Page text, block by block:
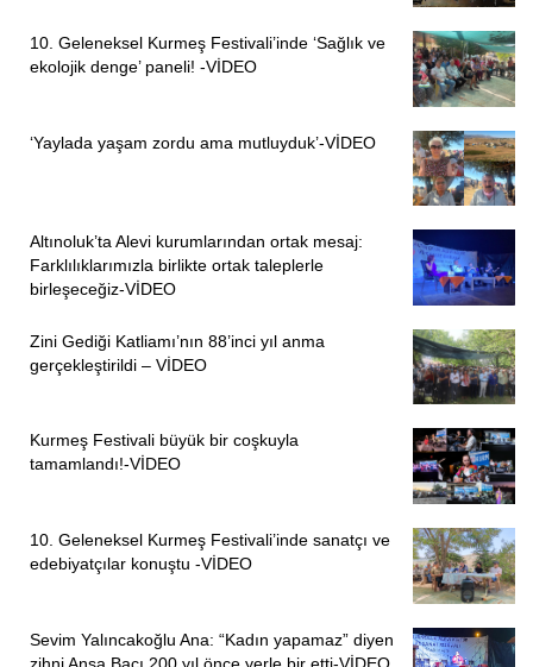
Çalışmalar öncesinde ekolojik etki değerlendirme raporu
Hafriyat dökümleri ve ekolojik tahribat iddialarının incelenip
Dinamit kullanımının yaban hayatı üzerindeki etkilerine
ilişkin bilimsel görüş alınıp alınmadığı,
değerlendirilip değerlendirilmediği,
Uzun Devreli Gelişme Planı şartının bu projede uygulanıp
Daha az zarar verecek mühendislik yöntemleri yerine
Munzur Vadisi’nin tamamının “Kesin Korunacak Hassas
Alan” statüsüne alınmasına yönelik bir çalışma bulunup
10. Geleneksel Kurmeş Festivali’inde ‘Sağlık ve
ekolojik denge’ paneli! -VİDEO
‘Yaylada yaşam zordu ama mutluyduk’-VİDEO
Altınoluk’ta Alevi kurumlarından ortak mesaj:
Farklılıklarımızla birlikte ortak taleplerle
birleşeceğiz-VİDEO
Zini Gediği Katliamı’nın 88’inci yıl anma
gerçekleştirildi – VİDEO
Kurmeş Festivali büyük bir coşkuyla
tamamlandı!-VİDEO
10. Geleneksel Kurmeş Festivali’inde sanatçı ve
edebiyatçılar konuştu -VİDEO
Sevim Yalıncakoğlu Ana: “Kadın yapamaz” diyen
zihni Anşa Bacı 200 yıl önce yerle bir etti-VİDEO